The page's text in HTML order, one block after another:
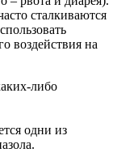
сталкиваются
воздействия на
либо
одни из